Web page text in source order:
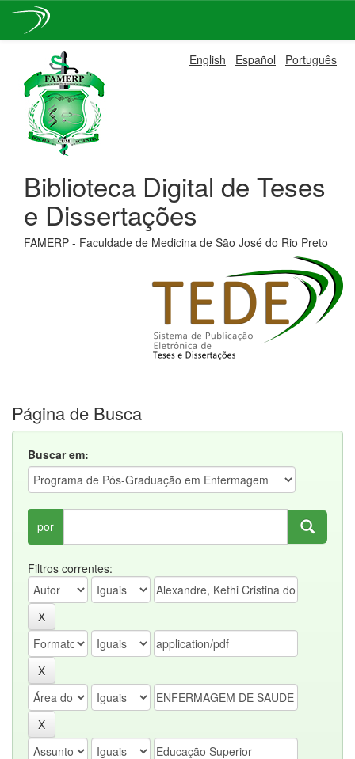
navigation
English Español Português
Biblioteca Digital de Teses
e Dissertações
FAMERP - Faculdade de Medicina de São José do Rio Preto
Página de Busca
Buscar em:
por
Filtros correntes: